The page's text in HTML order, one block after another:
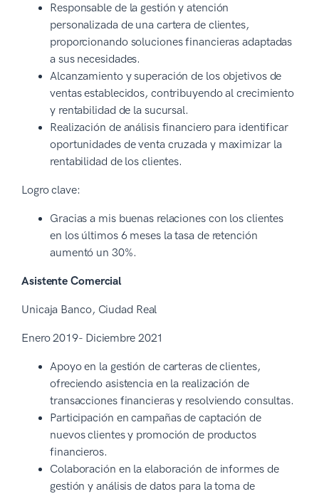
Responsable de la gestión y atención
personalizada de una cartera de clientes,
proporcionando soluciones financieras adaptadas
a sus necesidades.
Alcanzamiento y superación de los objetivos de
ventas establecidos, contribuyendo al crecimiento
y rentabilidad de la sucursal.
Realización de análisis financiero para identificar
oportunidades de venta cruzada y maximizar la
rentabilidad de los clientes.
Logro clave:
Gracias a mis buenas relaciones con los clientes
en los últimos 6 meses la tasa de retención
aumentó un 30%.
Asistente Comercial
Unicaja Banco, Ciudad Real
Enero 2019- Diciembre 2021
Apoyo en la gestión de carteras de clientes,
ofreciendo asistencia en la realización de
transacciones financieras y resolviendo consultas.
Participación en campañas de captación de
nuevos clientes y promoción de productos
financieros.
Colaboración en la elaboración de informes de
gestión y análisis de datos para la toma de